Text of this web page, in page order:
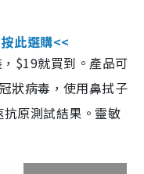
此選購<<
$19就買到。產品可
狀病毒，使用鼻拭子
原測試結果。靈敏